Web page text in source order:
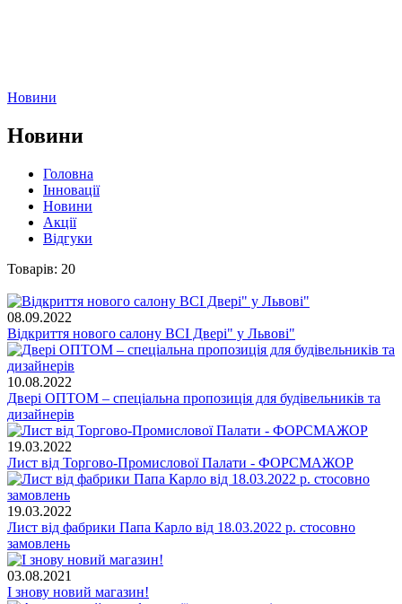
Новини
Новини
Головна
Інновації
Новини
Акції
Відгуки
Товарів: 20
08.09.2022
Відкриття нового салону ВСІ Двері" у Львові"
10.08.2022
Двері ОПТОМ – спеціальна пропозиція для будівельників та
дизайнерів
19.03.2022
Лист від Торгово-Промислової Палати - ФОРСМАЖОР
19.03.2022
Лист від фабрики Папа Карло від 18.03.2022 р. стосовно
замовлень
03.08.2021
І знову новий магазин!